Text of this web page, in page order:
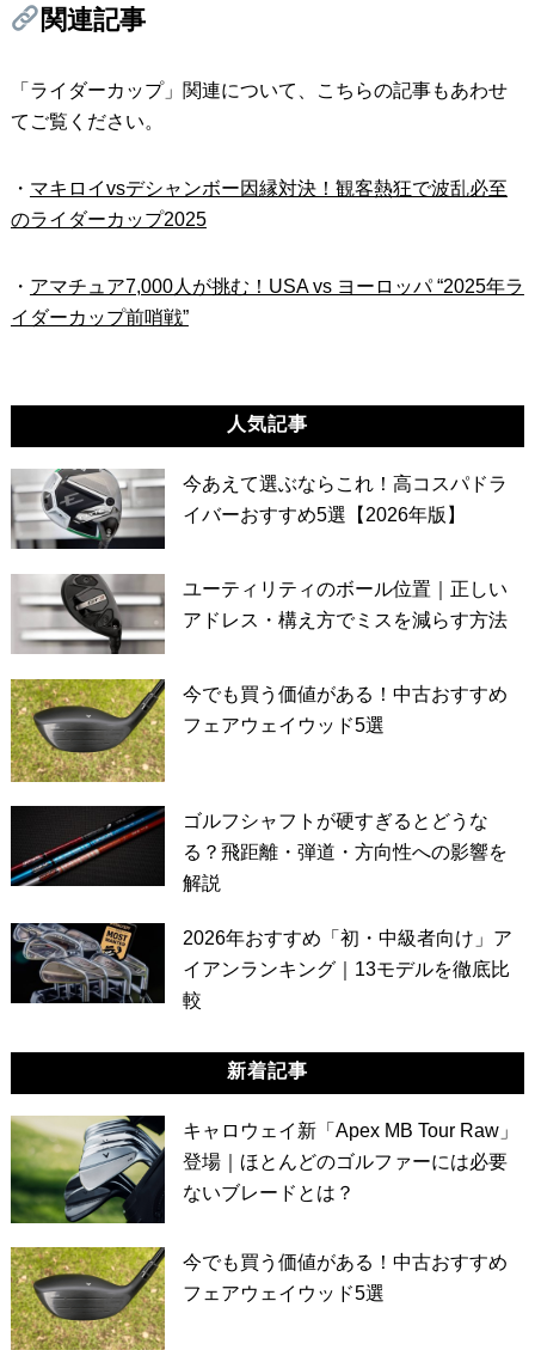
関連記事
「ライダーカップ」関連について、こちらの記事もあわせ
てご覧ください。
・ マキロイvsデシャンボー因縁対決！観客熱狂で波乱必至
のライダーカップ2025
・ アマチュア7,000人が挑む！USA vs ヨーロッパ “2025年ラ
イダーカップ前哨戦”
人気記事
今あえて選ぶならこれ！高コスパドラ
イバーおすすめ5選【2026年版】
ユーティリティのボール位置｜正しい
アドレス・構え方でミスを減らす方法
今でも買う価値がある！中古おすすめ
フェアウェイウッド5選
ゴルフシャフトが硬すぎるとどうな
る？飛距離・弾道・方向性への影響を
解説
2026年おすすめ「初・中級者向け」ア
イアンランキング｜13モデルを徹底比
較
新着記事
キャロウェイ新「Apex MB Tour Raw」
登場｜ほとんどのゴルファーには必要
ないブレードとは？
今でも買う価値がある！中古おすすめ
フェアウェイウッド5選